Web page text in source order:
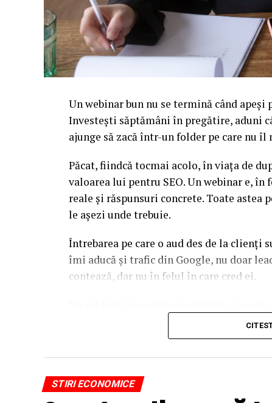
Un webinar bun nu se termină când apeși
Investești săptămâni în pregătire, aduni
ajunge să zacă într-un folder pe care nu
Păcat, fiindcă tocmai acolo, în viața de
valoarea lui pentru SEO. Un webinar e,
reale și răspunsuri concrete. Toate
le așezi unde trebuie.
Întrebarea pe care o aud des de la clienți
îmi aducă și trafic din Google, nu doar
contează, dar nu în felul în care cred ei.
reutilizat. Hai să o luăm pe îndelete,
Google
STIRI ECONOMICE